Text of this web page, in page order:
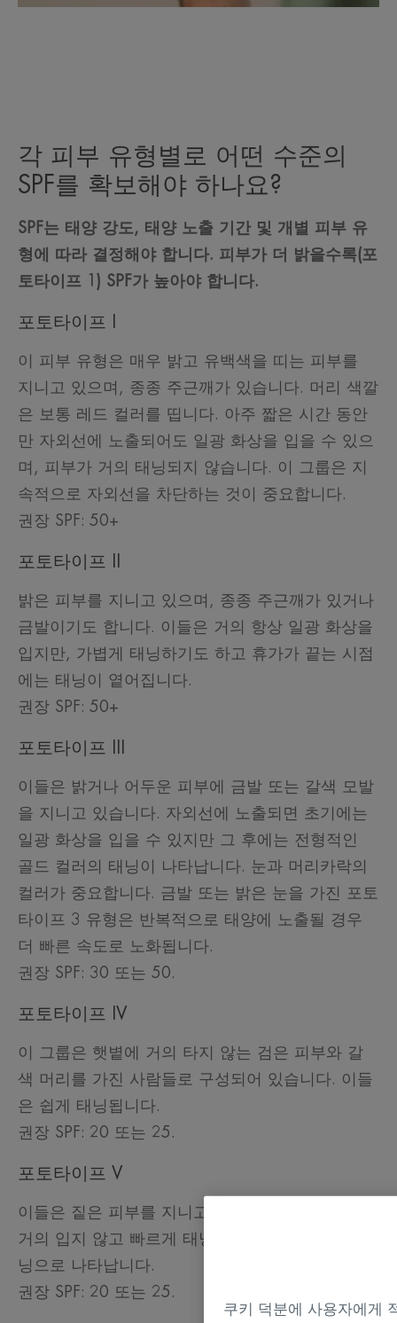
각 피부 유형별로 어떤 수준의
SPF를 확보해야 하나요?
SPF는 태양 강도, 태양 노출 기간 및 개별 피부 유
형에 따라 결정해야 합니다. 피부가 더 밝을수록(포
토타이프 1) SPF가 높아야 합니다.
포토타이프 I
이 피부 유형은 매우 밝고 유백색을 띠는 피부를
지니고 있으며, 종종 주근깨가 있습니다. 머리 색깔
은 보통 레드 컬러를 띱니다. 아주 짧은 시간 동안
만 자외선에 노출되어도 일광 화상을 입을 수 있으
며, 피부가 거의 태닝되지 않습니다. 이 그룹은 지
속적으로 자외선을 차단하는 것이 중요합니다.
권장 SPF: 50+
포토타이프 II
밝은 피부를 지니고 있으며, 종종 주근깨가 있거나
금발이기도 합니다. 이들은 거의 항상 일광 화상을
입지만, 가볍게 태닝하기도 하고 휴가가 끝는 시점
에는 태닝이 옅어집니다.
권장 SPF: 50+
포토타이프 III
이들은 밝거나 어두운 피부에 금발 또는 갈색 모발
을 지니고 있습니다. 자외선에 노출되면 초기에는
일광 화상을 입을 수 있지만 그 후에는 전형적인
골드 컬러의 태닝이 나타납니다. 눈과 머리카락의
컬러가 중요합니다. 금발 또는 밝은 눈을 가진 포토
타이프 3 유형은 반복적으로 태양에 노출될 경우
더 빠른 속도로 노화됩니다.
권장 SPF: 30 또는 50.
포토타이프 IV
이 그룹은 햇볕에 거의 타지 않는 검은 피부와 갈
색 머리를 가진 사람들로 구성되어 있습니다. 이들
은 쉽게 태닝됩니다.
권장 SPF: 20 또는 25.
포토타이프 V
이들은 짙은 피부를 지니고 있으며, 일광 화상은
거의 입지 않고 빠르게 태닝됩니다. 이는 어두운 태
닝으로 나타납니다.
권장 SPF: 20 또는 25.
쿠키 덕분에 사용자에게